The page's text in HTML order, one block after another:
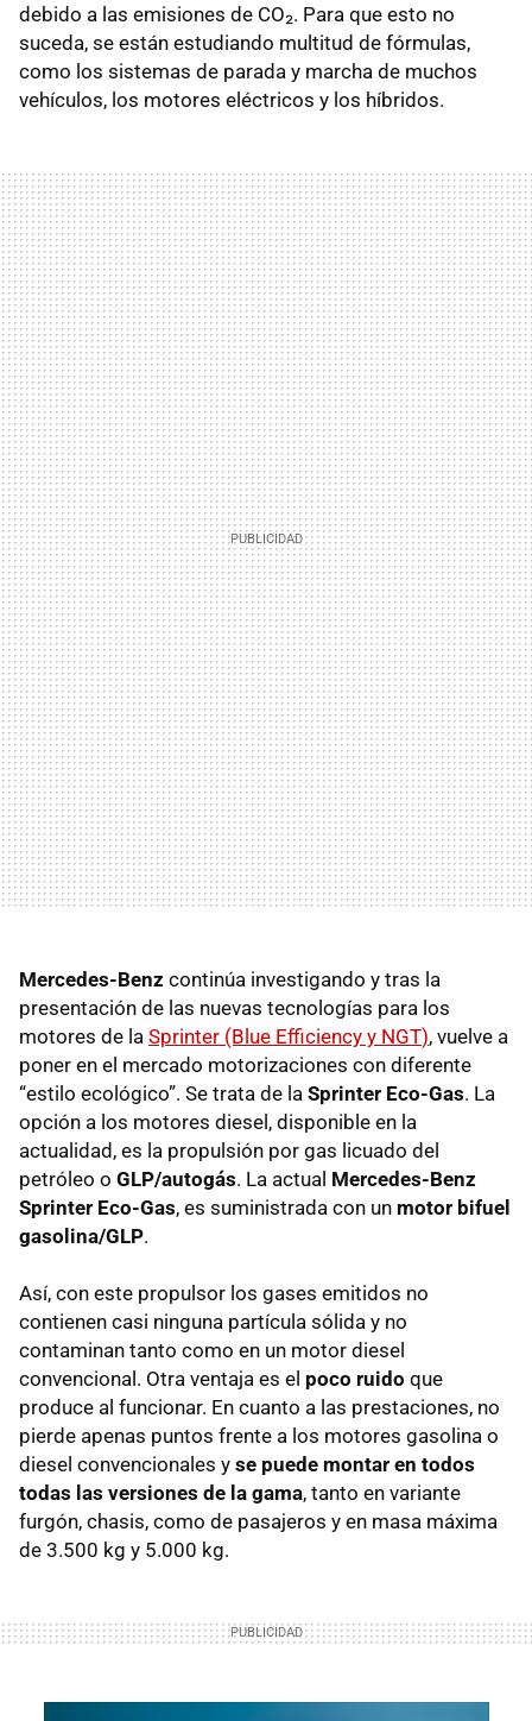
debido a las emisiones de CO₂. Para que esto no
suceda, se están estudiando multitud de fórmulas,
como los sistemas de parada y marcha de muchos
vehículos, los motores eléctricos y los híbridos.
Mercedes-Benz continúa investigando y tras la
presentación de las nuevas tecnologías para los
motores de la Sprinter (Blue Efficiency y NGT), vuelve a
poner en el mercado motorizaciones con diferente
“estilo ecológico”. Se trata de la Sprinter Eco-Gas. La
opción a los motores diesel, disponible en la
actualidad, es la propulsión por gas licuado del
petróleo o GLP/autogás. La actual Mercedes-Benz
Sprinter Eco-Gas, es suministrada con un motor bifuel
gasolina/GLP.
Así, con este propulsor los gases emitidos no
contienen casi ninguna partícula sólida y no
contaminan tanto como en un motor diesel
convencional. Otra ventaja es el poco ruido que
produce al funcionar. En cuanto a las prestaciones, no
pierde apenas puntos frente a los motores gasolina o
diesel convencionales y se puede montar en todos
todas las versiones de la gama, tanto en variante
furgón, chasis, como de pasajeros y en masa máxima
de 3.500 kg y 5.000 kg.